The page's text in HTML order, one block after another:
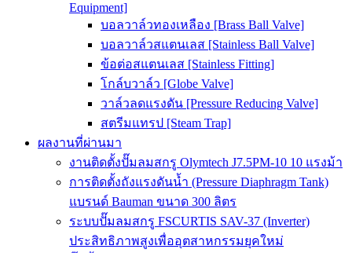
Equipment]
บอลวาล์วทองเหลือง [Brass Ball Valve]
บอลวาล์วสแตนเลส [Stainless Ball Valve]
ข้อต่อสแตนเลส [Stainless Fitting]
โกล์บวาล์ว [Globe Valve]
วาล์วลดแรงดัน [Pressure Reducing Valve]
สตรีมแทรป [Steam Trap]
ผลงานที่ผ่านมา
งานติดตั้งปั๊มลมสกรู Olymtech J7.5PM-10 10 แรงม้า
การติดตั้งถังแรงดันน้ำ (Pressure Diaphragm Tank)
แบรนด์ Bauman ขนาด 300 ลิตร
ระบบปั๊มลมสกรู FSCURTIS SAV-37 (Inverter)
ประสิทธิภาพสูงเพื่ออุตสาหกรรมยุคใหม่